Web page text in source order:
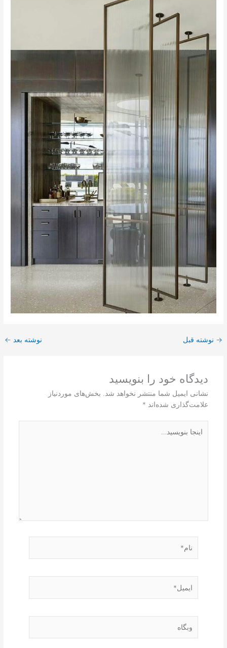
→ نوشته قبل نوشته بعد ←
دیدگاه‌ خود را بنویسید
نشانی ایمیل شما منتشر نخواهد شد. بخش‌های موردنیاز
علامت‌گذاری شده‌اند *
بنویسید…